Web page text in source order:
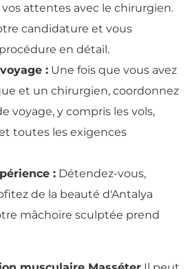
attentes avec le chirurgien.
candidature et vous
en détail.
: Une fois que vous avez
et un chirurgien, coordonnez
voyage, y compris les vols,
toutes les exigences
: Détendez-vous,
de la beauté d'Antalya
mâchoire sculptée prend